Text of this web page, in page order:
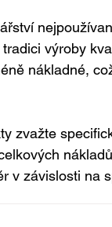
výroby
nákladné,
zvažte
v závislosti na